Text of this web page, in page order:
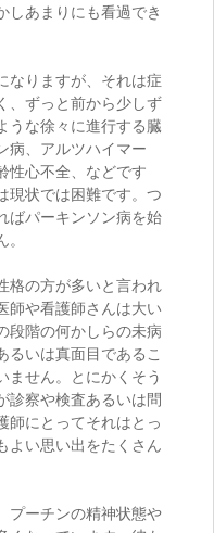
しあまりにも看過でき
なりますが、それは症
、ずっと前から少しず
うな徐々に進行する臓
病、アルツハイマー
性心不全、などです
現状では困難です。つ
ばパーキンソン病を始
格の方が多いと言われ
師や看護師さんは大い
段階の何かしらの未病
るいは真面目であるこ
ません。とにかくそう
診察や検査あるいは問
師にとってそれはとっ
よい思い出をたくさん
プーチンの精神状態や